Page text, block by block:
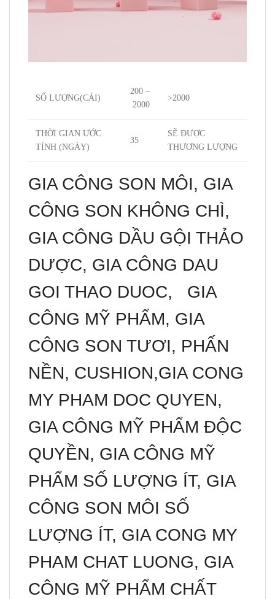
SỐ LƯỢNG(CÁI)
200 –
2000
>2000
THỜI GIAN ƯỚC
TÍNH (NGÀY)
35
SẼ ĐƯỢC
THƯƠNG LƯỢNG
GIA CÔNG SON MÔI, GIA
CÔNG SON KHÔNG CHÌ,
GIA CÔNG DẦU GỘI THẢO
DƯỢC, GIA CÔNG DAU
GOI THAO DUOC, GIA
CÔNG MỸ PHẨM, GIA
CÔNG SON TƯƠI, PHẤN
NỀN, CUSHION,GIA CONG
MY PHAM DOC QUYEN,
GIA CÔNG MỸ PHẨM ĐỘC
QUYỀN, GIA CÔNG MỸ
PHẨM SỐ LƯỢNG ÍT, GIA
CÔNG SON MÔI SỐ
LƯỢNG ÍT, GIA CONG MY
PHAM CHAT LUONG, GIA
CÔNG MỸ PHẨM CHẤT